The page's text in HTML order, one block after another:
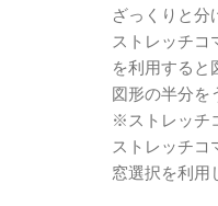
ざっくりと分
ストレッチコ
を利用すると
図形の半分を
※ストレッチ
ストレッチコ
窓選択を利用